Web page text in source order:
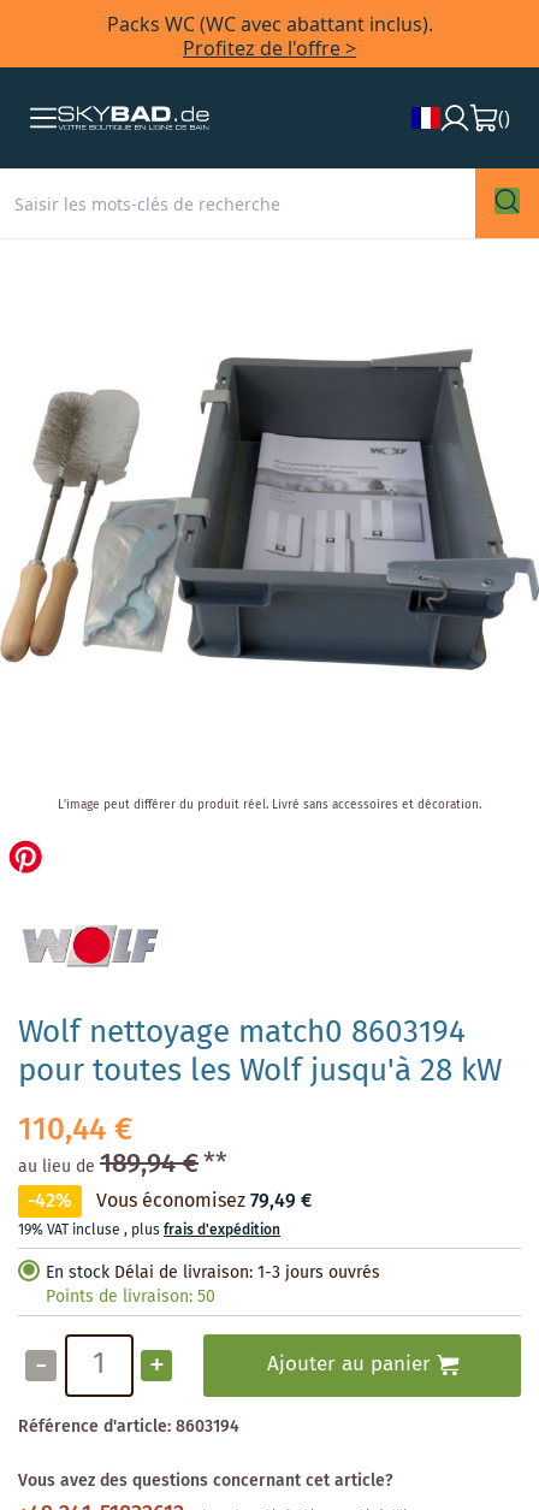
Packs WC (WC avec abattant inclus).
Profitez de l'offre >
()
Wolf nettoyage match0 8603194
pour toutes les Wolf jusqu'à 28 kW
110,44 €
au lieu de 189,94 €**
-42% Vous économisez79,49 €
19% VAT incluse , plusfrais d'expédition
En stock Délai de livraison: 1-3 jours ouvrés
Points de livraison:50
- + Ajouter au panier
Référence d'article:8603194
Vous avez des questions concernant cet article?
images
gallery
the
beginning
images
gallery
L'image peut différer du produit réel. Livré sans accessoires et décoration.